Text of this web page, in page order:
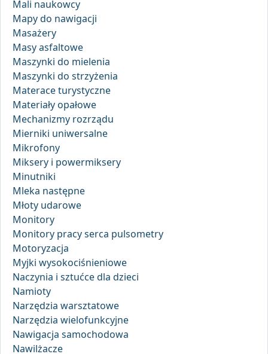
Mali naukowcy
Mapy do nawigacji
Masażery
Masy asfaltowe
Maszynki do mielenia
Maszynki do strzyżenia
Materace turystyczne
Materiały opałowe
Mechanizmy rozrządu
Mierniki uniwersalne
Mikrofony
Miksery i powermiksery
Minutniki
Mleka następne
Młoty udarowe
Monitory
Monitory pracy serca pulsometry
Motoryzacja
Myjki wysokociśnieniowe
Naczynia i sztućce dla dzieci
Namioty
Narzędzia warsztatowe
Narzędzia wielofunkcyjne
Nawigacja samochodowa
Nawilżacze